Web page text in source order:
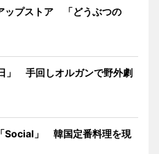
ップストア 「どうぶつの
」 手回しオルガンで野外劇
Social」 韓国定番料理を現